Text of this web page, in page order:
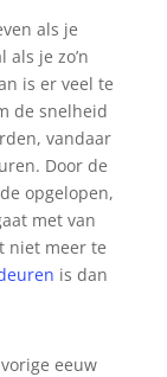
als je
je zo’n
is er veel te
de snelheid
vandaar
Door de
opgelopen,
met van
niet meer te
is dan
eeuw